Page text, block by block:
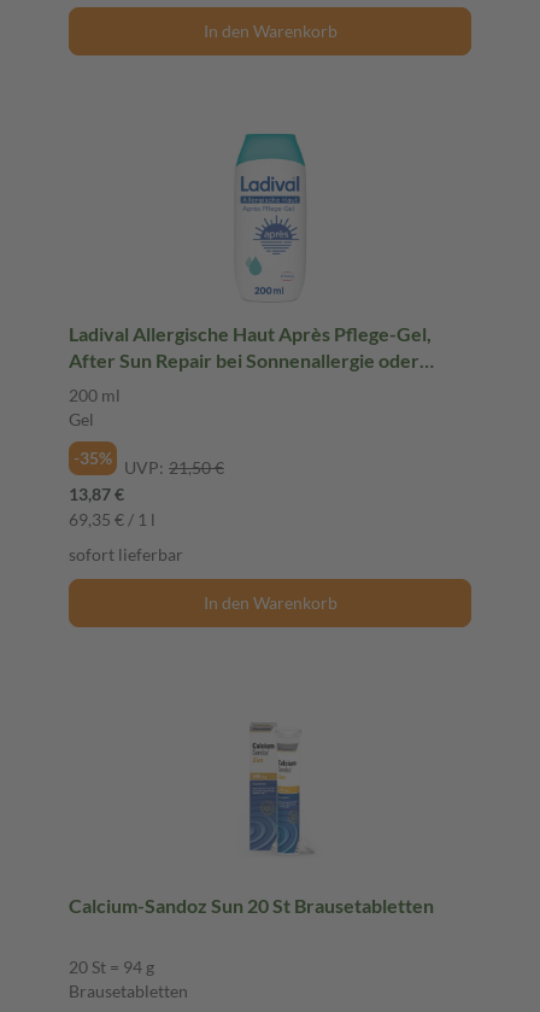
In den Warenkorb
Ladival Allergische Haut Après Pflege-Gel,
After Sun Repair bei Sonnenallergie oder
Mallorca-Akne, kühlt und pflegt nach der
Sonne, spendet intensiv Feuchtigkeit, für
Erwachsene & Kinder ab 6 Monaten geeignet,
200ml
200 ml
Gel
-35%
UVP: 21,50 €
13,87 €
69,35 € / 1 l
sofort lieferbar
In den Warenkorb
Calcium-Sandoz Sun 20 St Brausetabletten
20 St = 94 g
Brausetabletten